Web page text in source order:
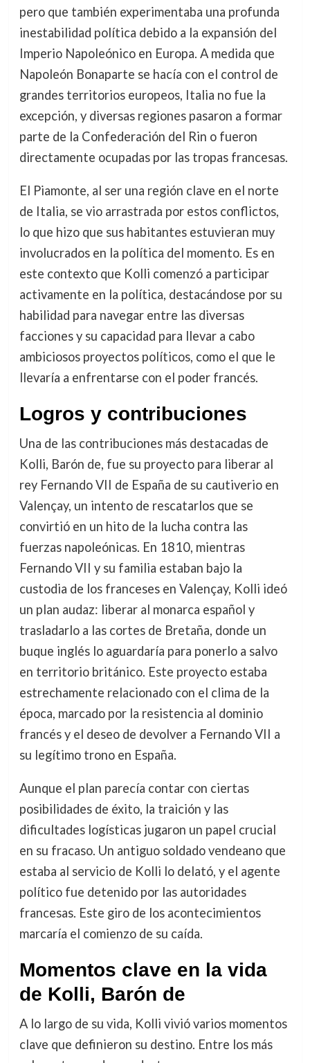
pero que también experimentaba una profunda
inestabilidad política debido a la expansión del
Imperio Napoleónico en Europa. A medida que
Napoleón Bonaparte se hacía con el control de
grandes territorios europeos, Italia no fue la
excepción, y diversas regiones pasaron a formar
parte de la Confederación del Rin o fueron
directamente ocupadas por las tropas francesas.
El Piamonte, al ser una región clave en el norte
de Italia, se vio arrastrada por estos conflictos,
lo que hizo que sus habitantes estuvieran muy
involucrados en la política del momento. Es en
este contexto que Kolli comenzó a participar
activamente en la política, destacándose por su
habilidad para navegar entre las diversas
facciones y su capacidad para llevar a cabo
ambiciosos proyectos políticos, como el que le
llevaría a enfrentarse con el poder francés.
Logros y contribuciones
Una de las contribuciones más destacadas de
Kolli, Barón de, fue su proyecto para liberar al
rey Fernando VII de España de su cautiverio en
Valençay, un intento de rescatarlos que se
convirtió en un hito de la lucha contra las
fuerzas napoleónicas. En 1810, mientras
Fernando VII y su familia estaban bajo la
custodia de los franceses en Valençay, Kolli ideó
un plan audaz: liberar al monarca español y
trasladarlo a las cortes de Bretaña, donde un
buque inglés lo aguardaría para ponerlo a salvo
en territorio británico. Este proyecto estaba
estrechamente relacionado con el clima de la
época, marcado por la resistencia al dominio
francés y el deseo de devolver a Fernando VII a
su legítimo trono en España.
Aunque el plan parecía contar con ciertas
posibilidades de éxito, la traición y las
dificultades logísticas jugaron un papel crucial
en su fracaso. Un antiguo soldado vendeano que
estaba al servicio de Kolli lo delató, y el agente
político fue detenido por las autoridades
francesas. Este giro de los acontecimientos
marcaría el comienzo de su caída.
Momentos clave en la vida
de Kolli, Barón de
A lo largo de su vida, Kolli vivió varios momentos
clave que definieron su destino. Entre los más